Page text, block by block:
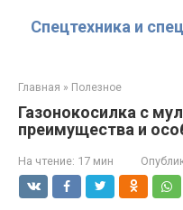
Спецтехника и
Главная » Полезное
Газонокосилка с
преимущества и
На чтение: 17 мин